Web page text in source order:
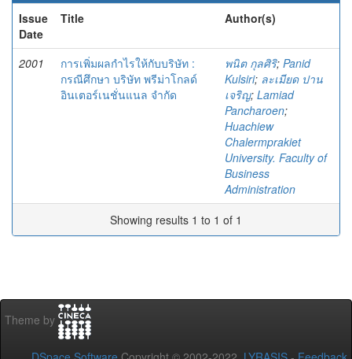
Issue
Date
Title Author(s)
2001
การเพิ่มผลกำไรให้กับบริษัท :
กรณีศึกษา บริษัท พรีม่าโกลด์
อินเตอร์เนชั่นแนล จำกัด
พนิต กุลศิริ; Panid
Kulsiri; ละเมียด ปาน
เจริญ; Lamiad
Pancharoen;
Huachiew
Chalermprakiet
University. Faculty of
Business
Administration
Showing results 1 to 1 of 1
Theme by